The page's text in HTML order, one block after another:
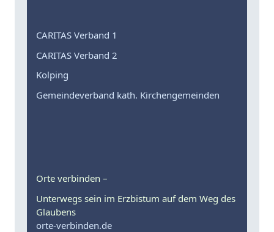
CARITAS Verband 1
CARITAS Verband 2
Kolping
Gemeindeverband kath. Kirchengemeinden
Orte verbinden –
Unterwegs sein im Erzbistum auf dem Weg des
Glaubens
orte-verbinden.de